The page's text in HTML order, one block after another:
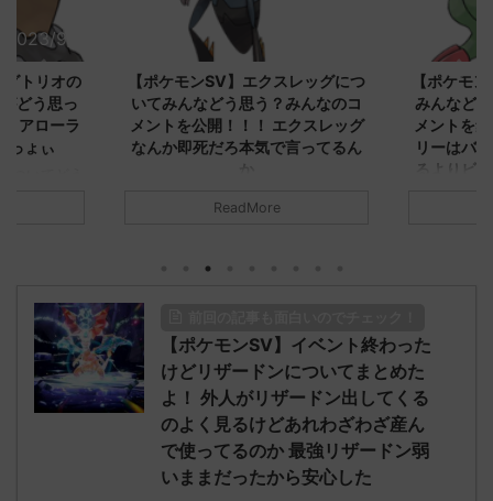
2023/9/8
トリオの
どう思っ
アローラ
っょぃ
リージョ
ただダグト
れたウミト
ん0702
めた！ (ﾜｯﾁ
【ポケモンSV】エクスレッグにつ
いてみんなどう思う？みんなのコ
メントを公開！！！ エクスレッグ
なんか即死だろ本気で言ってるん
か
う思ってる？ 初めの記事 元のス
た！ (ﾜｯﾁｮｲW d56d-NwUu)
2023/06/28(水)
01:07:00.69ID:oUI00NrJ0 エクスレ
ッグヘルムかっこいいから助かる 名
無しさん0971 0971 名無しさん、君に
決めた！ (ﾜｯﾁｮｲW b524-NwUu)
2023/06/28(水 ...
ReadMore
【ポケモ
みんなど
メントを
リーはバ
るよりビ
2023/06/
え忘れたガ
たラウドボ
しさん0624
決めた！ (ﾜ
【ポケモンSV】イベント終わった
けどリザードンについてまとめた
よ！ 外人がリザードン出してくる
のよく見るけどあれわざわざ産ん
で使ってるのか 最強リザードン弱
いままだったから安心した